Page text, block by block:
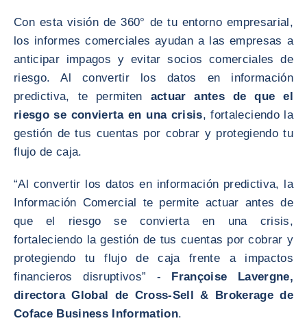
Con esta visión de 360° de tu entorno empresarial,
los informes comerciales ayudan a las empresas a
anticipar impagos y evitar socios comerciales de
riesgo. Al convertir los datos en información
predictiva, te permiten actuar antes de que el
riesgo se convierta en una crisis, fortaleciendo la
gestión de tus cuentas por cobrar y protegiendo tu
flujo de caja.
“Al convertir los datos en información predictiva, la
Información Comercial te permite actuar antes de
que el riesgo se convierta en una crisis,
fortaleciendo la gestión de tus cuentas por cobrar y
protegiendo tu flujo de caja frente a impactos
financieros disruptivos” - Françoise Lavergne,
directora Global de Cross-Sell & Brokerage de
Coface Business Information.